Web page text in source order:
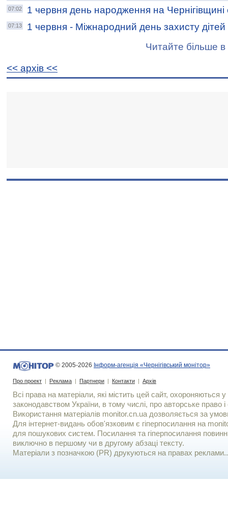
07:02 1 червня день народження на Чернігівщині
07:13
1 червня - Міжнародний день захисту дітей
Читайте більше в
<< архiв <<
© 2005-2026 Інформ-агенція «Чернігівський монітор»
Про проект | Реклама | Партнери | Контакти | Архів
Всі права на матеріали, які містить цей сайт, охороняються у
законодавством України, в тому числі, про авторське право і
Використання матерiалiв monitor.cn.ua дозволяється за
Для iнтернет-видань обов'язковим є гiперпосилання на
для пошукових систем. Посилання та гіперпосилання
виключно в першому чи в другому абзаці тексту.
Матеріали з позначкою (PR) друкуються на правах реклами..